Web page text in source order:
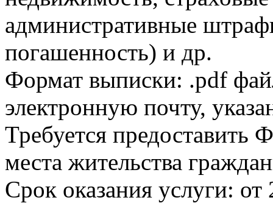
административные
погашенность) и др.
Формат выписки: .pdf
электронную почту,
Требуется
места жительства
Срок оказания услуги: от